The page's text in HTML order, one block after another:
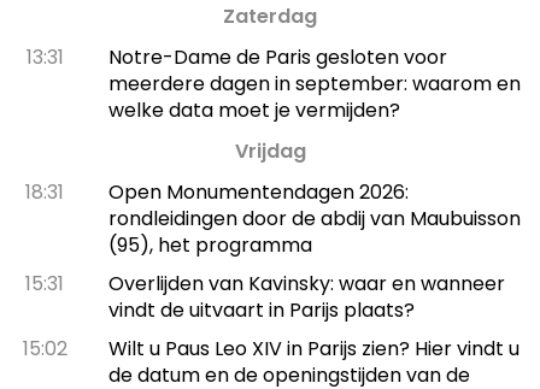
Zaterdag
13:31
Notre-Dame de Paris gesloten voor
meerdere dagen in september: waarom en
welke data moet je vermijden?
Vrijdag
18:31
Open Monumentendagen 2026:
rondleidingen door de abdij van Maubuisson
(95), het programma
15:31
Overlijden van Kavinsky: waar en wanneer
vindt de uitvaart in Parijs plaats?
15:02
Wilt u Paus Leo XIV in Parijs zien? Hier vindt u
de datum en de openingstijden van de